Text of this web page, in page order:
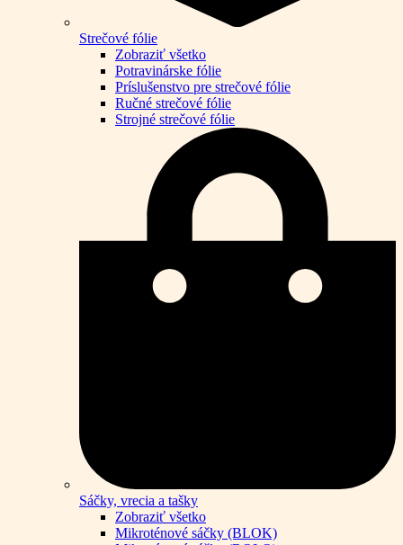
Strečové fólie
Zobraziť všetko
Potravinárske fólie
Príslušenstvo pre strečové fólie
Ručné strečové fólie
Strojné strečové fólie
Sáčky, vrecia a tašky
Zobraziť všetko
Mikroténové sáčky (BLOK)